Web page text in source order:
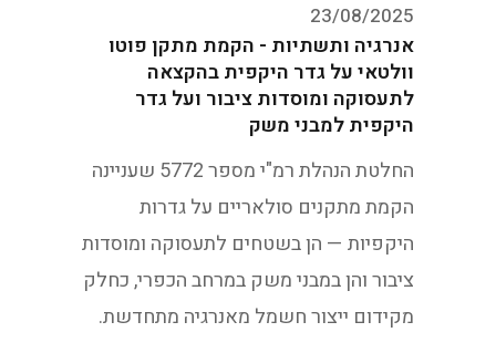
23/08/2025
אנרגיה ותשתיות - הקמת מתקן פוטו
וולטאי על גדר היקפית בהקצאה
לתעסוקה ומוסדות ציבור ועל גדר
היקפית למבני משק
החלטת הנהלת רמ"י מספר 5772 שעניינה
הקמת מתקנים סולאריים על גדרות
היקפיות — הן בשטחים לתעסוקה ומוסדות
ציבור והן במבני משק במרחב הכפרי, כחלק
מקידום ייצור חשמל מאנרגיה מתחדשת.